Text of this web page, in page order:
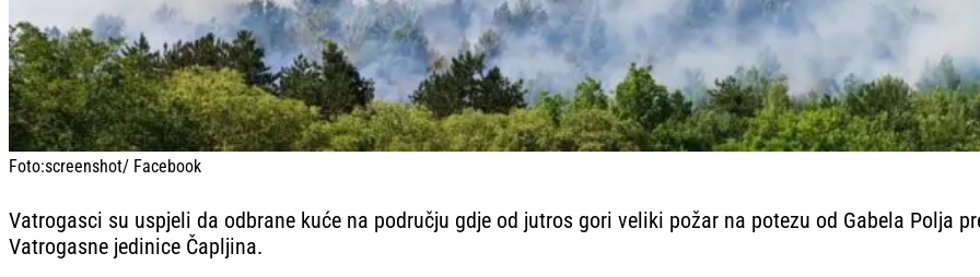
Foto:screenshot/ Facebook
Vatrogasci su uspjeli da odbrane kuće na području gdje od jutros gori veliki požar na potezu od Gabela Polja
Vatrogasne jedinice Čapljina.